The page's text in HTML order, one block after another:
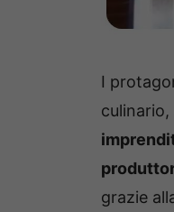
I
culinario,
grazie